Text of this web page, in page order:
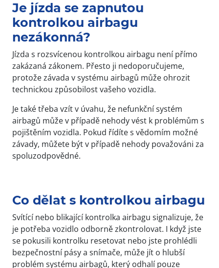
Je jízda se zapnutou
kontrolkou airbagu
nezákonná?
Jízda s rozsvícenou kontrolkou airbagu není přímo
zakázaná zákonem. Přesto ji nedoporučujeme,
protože závada v systému airbagů může ohrozit
technickou způsobilost vašeho vozidla.
Je také třeba vzít v úvahu, že nefunkční systém
airbagů může v případě nehody vést k problémům s
pojištěním vozidla. Pokud řídíte s vědomím možné
závady, můžete být v případě nehody považováni za
spoluzodpovědné.
Co dělat s kontrolkou airbagu
Svítící nebo blikající kontrolka airbagu signalizuje, že
je potřeba vozidlo odborně zkontrolovat. I když jste
se pokusili kontrolku resetovat nebo jste prohlédli
bezpečnostní pásy a snímače, může jít o hlubší
problém systému airbagů, který odhalí pouze